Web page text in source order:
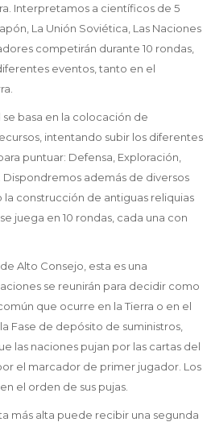
Interpretamos a científicos de 5
La Unión Soviética, Las Naciones
competirán durante 10 rondas,
eventos, tanto en el
basa en la colocación de
intentando subir los diferentes
puntuar: Defensa, Exploración,
además de diversos
construcción de antiguas reliquias
juega en 10 rondas, cada una con
Alto Consejo, esta es una
se reunirán para decidir como
que ocurre en la Tierra o en el
Fase de depósito de suministros,
las naciones pujan por las cartas del
el marcador de primer jugador. Los
el orden de sus pujas.
más alta puede recibir una segunda